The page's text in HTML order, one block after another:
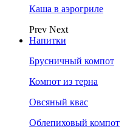
Каша в аэрогриле
Prev Next
Напитки
Брусничный компот
Компот из терна
Овсяный квас
Облепиховый компот